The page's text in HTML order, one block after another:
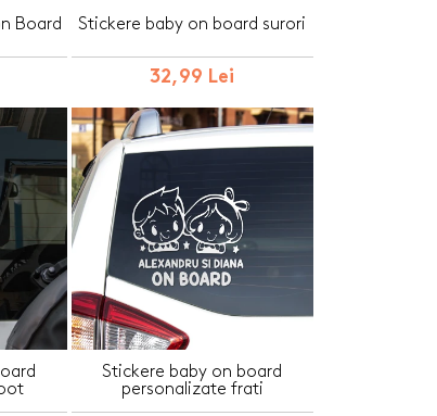
Board Stickere baby on board surori
32,99 Lei
Stickere baby on board
personalizate frati